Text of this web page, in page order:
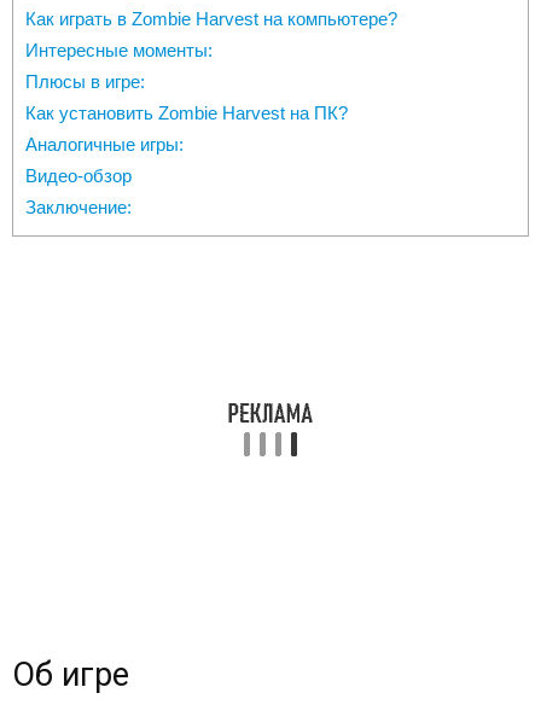
Как играть в Zombie Harvest на компьютере?
Интересные моменты:
Плюсы в игре:
Как установить Zombie Harvest на ПК?
Аналогичные игры:
Видео-обзор
Заключение:
Об игре